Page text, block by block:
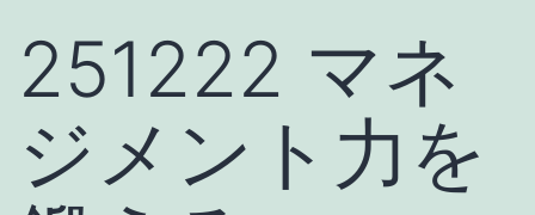
251222 マネ
ジメント力を